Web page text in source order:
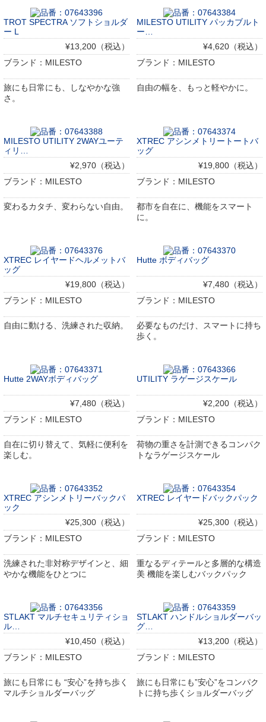
TROT SPECTRA ソフトショルダ
ー L
¥13,200（税込）
ブランド：MILESTO
旅にも日常にも、しなやかな強
さ。
MILESTO UTILITY パッカブルト
ー…
¥4,620（税込）
ブランド：MILESTO
自由の幅を、もっと軽やかに。
MILESTO UTILITY 2WAYユーテ
ィリ…
¥2,970（税込）
ブランド：MILESTO
変わるカタチ、変わらない自由。
XTREC アシンメトリートートバ
ッグ
¥19,800（税込）
ブランド：MILESTO
都市を自在に、機能をスマート
に。
XTREC レイヤードヘルメットバ
ッグ
¥19,800（税込）
ブランド：MILESTO
自由に動ける、洗練された収納。
Hutte ボディバッグ
¥7,480（税込）
ブランド：MILESTO
必要なものだけ、スマートに持ち
歩く。
Hutte 2WAYボディバッグ
¥7,480（税込）
ブランド：MILESTO
自在に切り替えて、気軽に便利を
楽しむ。
UTILITY ラゲージスケール
¥2,200（税込）
ブランド：MILESTO
荷物の重さを計測できるコンパク
トなラゲージスケール
XTREC アシンメトリーバックパ
ック
¥25,300（税込）
ブランド：MILESTO
洗練された非対称デザインと、細
やかな機能をひとつに
XTREC レイヤードバックパック
¥25,300（税込）
ブランド：MILESTO
重なるディテールと多層的な構造
美 機能を楽しむバックパック
STLAKT マルチセキュリティショ
ル…
¥10,450（税込）
ブランド：MILESTO
旅にも日常にも “安心”を持ち歩く
マルチショルダーバッグ
STLAKT ハンドルショルダーバッ
グ…
¥13,200（税込）
ブランド：MILESTO
旅にも日常にも”安心”をコンパク
トに持ち歩くショルダーバッグ